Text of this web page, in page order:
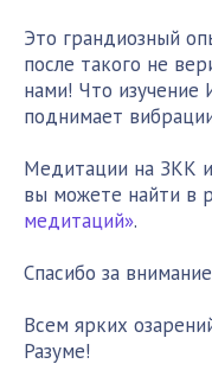
Это грандиозный
после такого не
нами! Что изучение
поднимает
Медитации на ЗКК
вы можете найти в
медитаций».
Спасибо за
Всем ярких
Разуме!